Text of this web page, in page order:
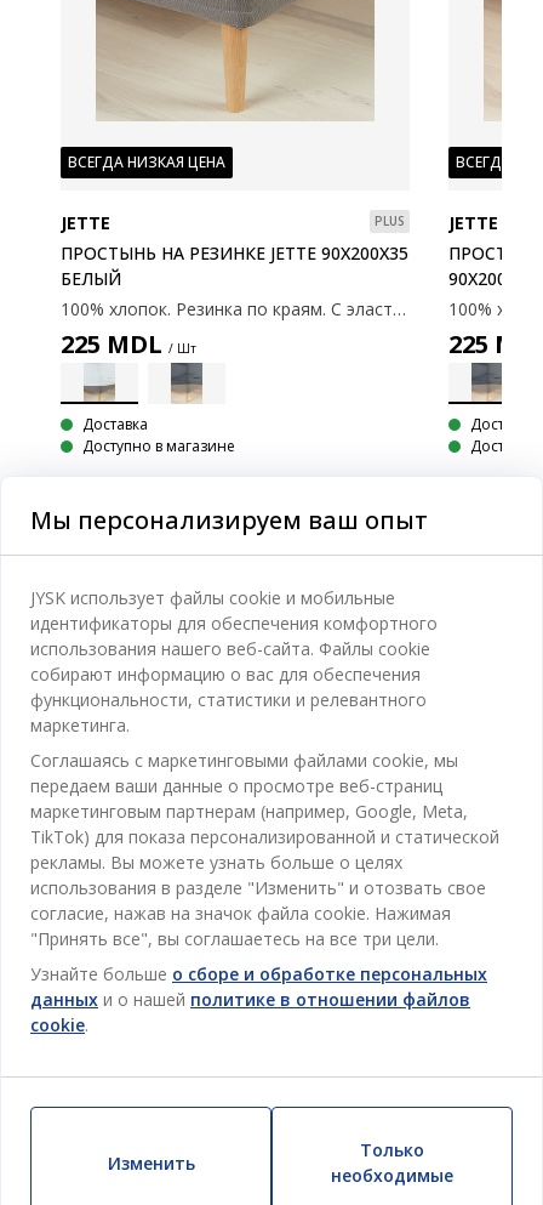
ВСЕГДА НИЗКАЯ ЦЕНА
JETTE PLUS
ПРОСТЫНЬ НА РЕЗИНКЕ JETTE 90X200X35
БЕЛЫЙ
100% хлопок. Резинка по краям. С эластичными углами. 90x200x35 см
225 MDL/ Шт
Доставка
Доступно в магазине
ВСЕГДА
JETTE
ПРОСТЫНЬ
225
Доставка
Категории
Спальня
Ванная
Кабинет
Гостиная
Столовая
Хранение
Шторы
Для Сада
Товары для дома
Отдел обслуживания клиентов
Контакты службы поддержки клиентов
Магазины и часы работы
Акции
Пользовательское соглашение
Гарантия цены
Гарантия на продукт
Политика конфиденциальности
Скидочная карта
Преимущества для клиентов
JYSK
Про JYSK
JYSK.com
Пресса
Вакансии
Новостная рассылка
Вдохновение
Полезные ссылки
Устойчивое развитие
ОФИС
TAROL-DD S.R.L. ул.Юбилейная, 41A мун. Кишинёв,
Республика Молдова
JYSK BUSINESS TO BUSINESS (B2B)
Продажи и работа с юридическими лицами
Телефон: 060 531 531
E-mail: jysk@jysk.md
JYSK ОБСЛУЖИВАНИЕ КЛИЕНТОВ
Контактный центр для клиентов
Телефон: 022 022 030
Следите за Jysk
Мы персонализируем ваш опыт
JYSK использует файлы cookie и мобильные
идентификаторы для обеспечения комфортного
использования нашего веб-сайта. Файлы cookie
собирают информацию о вас для обеспечения
функциональности, статистики и релевантного
маркетинга.
Соглашаясь с маркетинговыми файлами cookie, мы
передаем ваши данные о просмотре веб-страниц
маркетинговым партнерам (например, Google, Meta,
TikTok) для показа персонализированной и статической
рекламы. Вы можете узнать больше о целях
использования в разделе "Изменить" и отозвать свое
согласие, нажав на значок файла cookie. Нажимая
"Принять все", вы соглашаетесь на все три цели.
Узнайте больше о сборе и обработке персональных
данных и о нашей политике в отношении файлов
cookie.
Изменить
Только
необходимые